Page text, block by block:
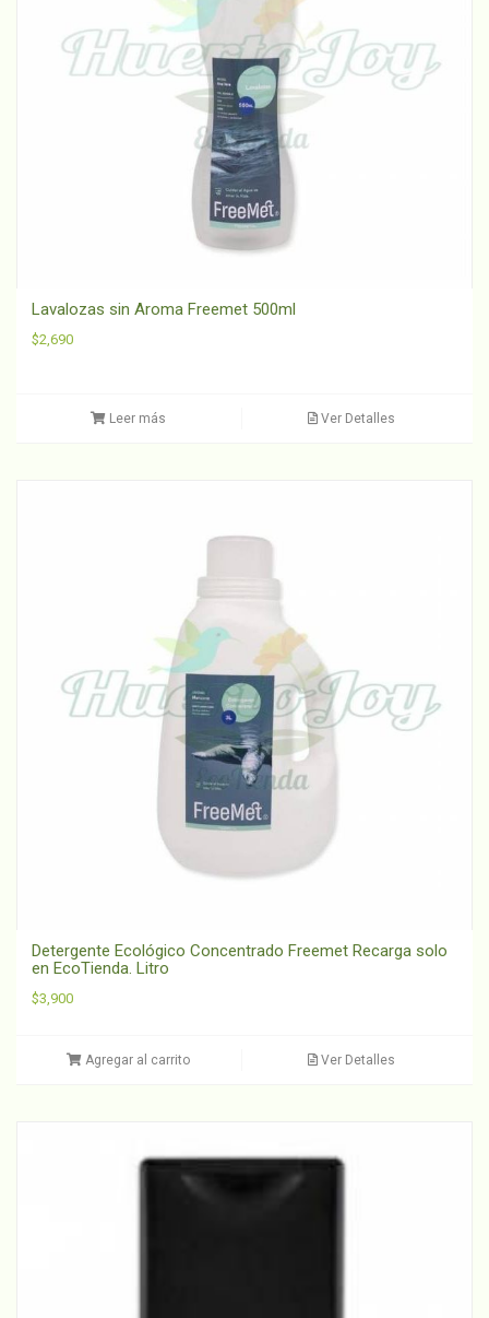
Lavalozas sin Aroma Freemet 500ml
$2,690
Leer más Ver Detalles
Detergente Ecológico Concentrado Freemet Recarga solo
en EcoTienda. Litro
$3,900
Agregar al carrito Ver Detalles